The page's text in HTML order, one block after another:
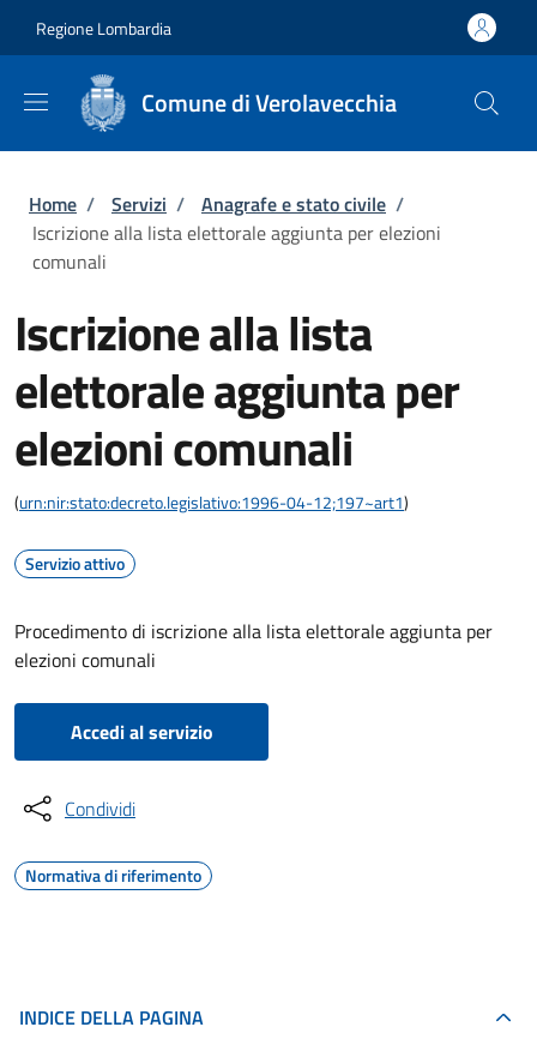
Regione Lombardia
Comune di Verolavecchia
Briciole di pane
Home / Servizi / Anagrafe e stato civile /
Iscrizione alla lista elettorale aggiunta per elezioni
comunali
Iscrizione alla lista
elettorale aggiunta per
elezioni comunali
(urn:nir:stato:decreto.legislativo:1996-04-12;197~art1)
Servizio attivo
Procedimento di iscrizione alla lista elettorale aggiunta per
elezioni comunali
Accedi al servizio
Condividi
Normativa di riferimento
INDICE DELLA PAGINA